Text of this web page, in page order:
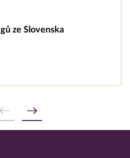
ze Slovenska